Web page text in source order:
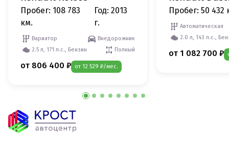
Пробег: 108 783
км.
Год: 2013
г.
Вариатор
Внедорожник
2.5 л, 171 л.с., Бензин
Полный
от 806 400 ₽ от 12 529 ₽/мес.
Пробег: 50 432
Автоматическая
2.0 л, 143 л.с.,
от 1 082 700 ₽